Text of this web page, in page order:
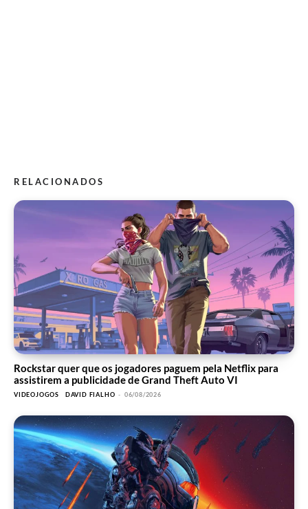
RELACIONADOS
Rockstar quer que os jogadores paguem pela Netflix para
assistirem a publicidade de Grand Theft Auto VI
VIDEOJOGOS DAVID FIALHO - 06/08/2026